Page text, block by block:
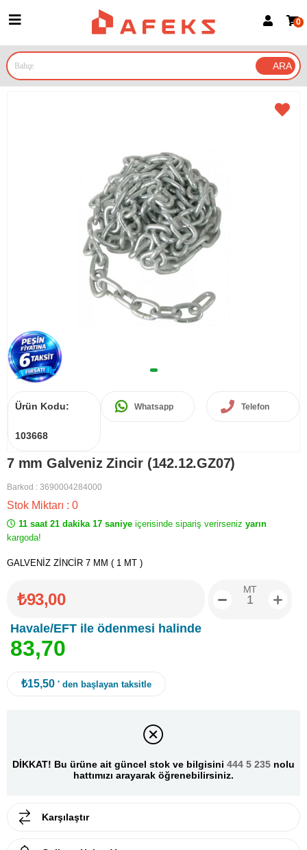
Google İle Bağlan
0
Ürün Kodu:
103668
Whatsapp Telefon
7 mm Galveniz Zincir (142.12.GZ07)
Barkod : 3690004284000
Stok Miktarı : 0
11 saat 21 dakika 16 saniye içerisinde sipariş verirseniz yarın
kargoda!
GALVENİZ ZİNCİR 7 MM ( 1 MT )
₺93,00
Havale/EFT ile ödenmesi halinde
83,70
MT
₺15,50 ' den başlayan taksitle
DİKKAT! Bu ürüne ait güncel stok ve bilgisini 444 5 235 nolu
hattımızı arayarak öğrenebilirsiniz.
Karşılaştır